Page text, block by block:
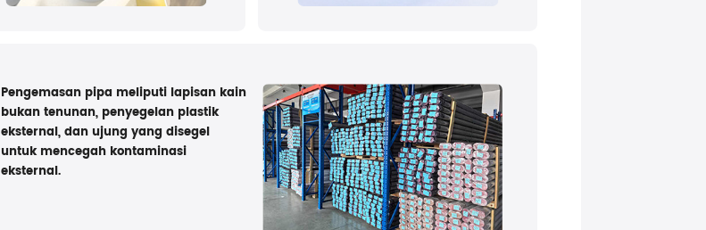
Pengemasan pipa meliputi lapisan kain
bukan tenunan, penyegelan plastik
eksternal, dan ujung yang disegel
untuk mencegah kontaminasi
eksternal.